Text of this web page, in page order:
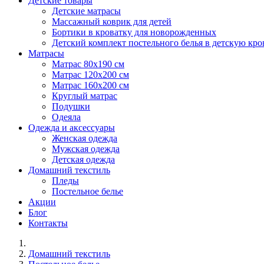
Детские матрасы
Массажный коврик для детей
Бортики в кроватку для новорожденных
Детский комплект постельного белья в детскую
Матрасы
Матрас 80х190 см
Матраc 120х200 см
Матрас 160х200 см
Круглый матрас
Подушки
Одеяла
Одежда и аксессуары
Женская одежда
Мужская одежда
Детская одежда
Домашний текстиль
Пледы
Постельное белье
Акции
Блог
Контакты
Домашний текстиль